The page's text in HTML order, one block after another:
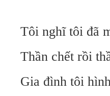
Tôi nghĩ tôi đã
Thần chết rồi
Gia đình tôi